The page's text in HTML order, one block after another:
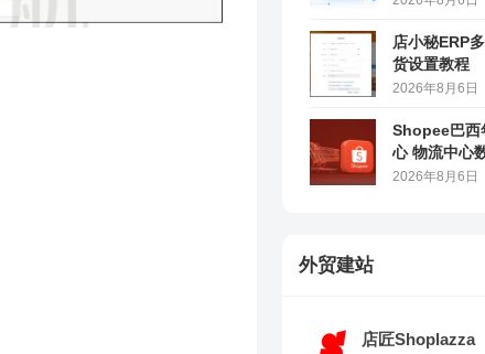
店小秘ERP
货设置教程
2026年8月6日
Shopee巴西
心 物流中心
2026年8月6日
外贸建站
店匠Shoplazza